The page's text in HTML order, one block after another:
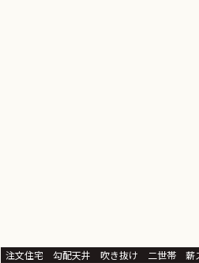
注文住宅 勾配天井 吹き抜け 二世帯 薪